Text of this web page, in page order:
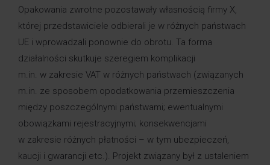
Opakowania zwrotne pozostawały własnością firmy X,
której przedstawiciele odbierali je w różnych państwach
UE i wprowadzali ponownie do obrotu. Ta forma
działalności skutkuje szeregiem komplikacji
m.in. w zakresie VAT w różnych państwach (związanych
m.in. ze sposobem opodatkowania przemieszczenia
między poszczególnymi państwami; ewentualnymi
obowiązkami rejestracyjnymi; konsekwencjami
w zakresie różnych płatności – w tym ubezpieczeń,
kaucji i gwarancji etc.). Projekt związany był z ustaleniem